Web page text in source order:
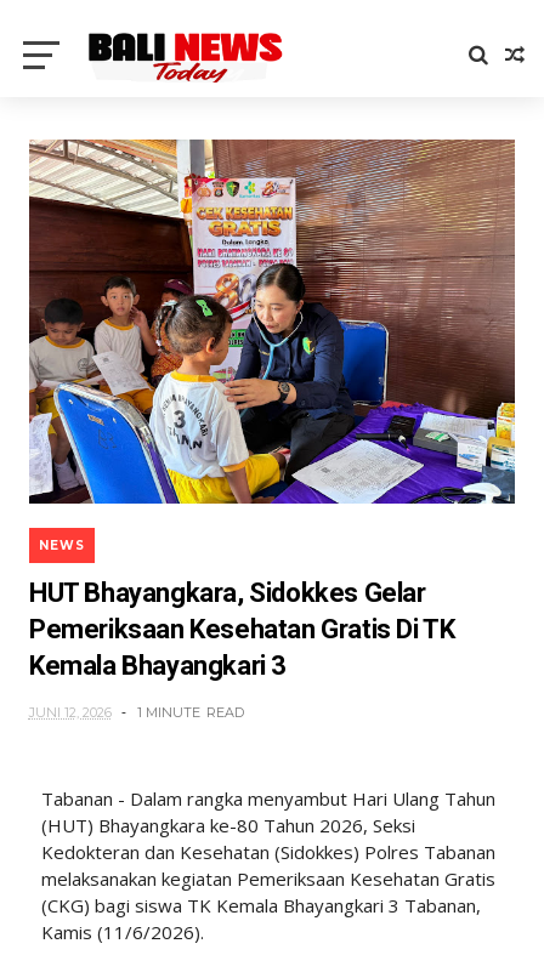
NEWS
HUT Bhayangkara, Sidokkes Gelar
Pemeriksaan Kesehatan Gratis Di TK
Kemala Bhayangkari 3
JUNI 12, 2026 1 MINUTE READ
Tabanan - Dalam rangka menyambut Hari Ulang Tahun
(HUT) Bhayangkara ke-80 Tahun 2026, Seksi
Kedokteran dan Kesehatan (Sidokkes) Polres Tabanan
melaksanakan kegiatan Pemeriksaan Kesehatan Gratis
(CKG) bagi siswa TK Kemala Bhayangkari 3 Tabanan,
Kamis (11/6/2026).